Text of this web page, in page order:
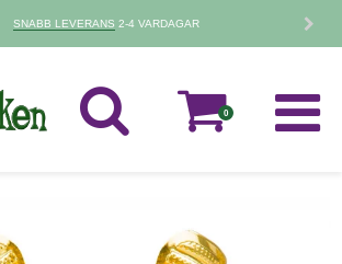
SNABB LEVERANS 2-4 VARDAGAR
0